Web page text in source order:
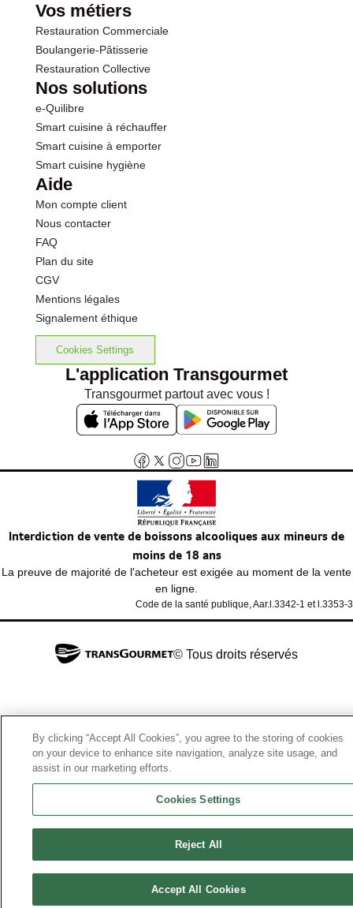
Vos métiers
Restauration Commerciale
Boulangerie-Pâtisserie
Restauration Collective
Nos solutions
e-Quilibre
Smart cuisine à réchauffer
Smart cuisine à emporter
Smart cuisine hygiène
Aide
Mon compte client
Nous contacter
FAQ
Plan du site
CGV
Mentions légales
Signalement éthique
Cookies Settings
L'application Transgourmet
Transgourmet partout avec vous !
Interdiction de vente de boissons alcooliques aux mineurs de
moins de 18 ans
La preuve de majorité de l'acheteur est exigée au moment de la vente
en ligne.
Code de la santé publique, Aar.l.3342-1 et l.3353-3
© Tous droits réservés
By clicking “Accept All Cookies”, you agree to the storing of cookies
on your device to enhance site navigation, analyze site usage, and
assist in our marketing efforts.
Cookies Settings
Reject All
Accept All Cookies